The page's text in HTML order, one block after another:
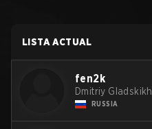
LISTA ACTUAL
fen2k
Dmitriy Gladskikh
RUSSIA